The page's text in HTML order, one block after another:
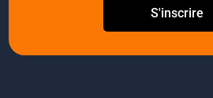
S'inscrire